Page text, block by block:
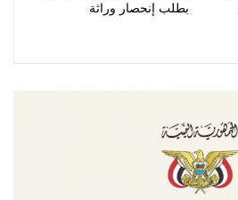
بطلب إنحصار وراثة